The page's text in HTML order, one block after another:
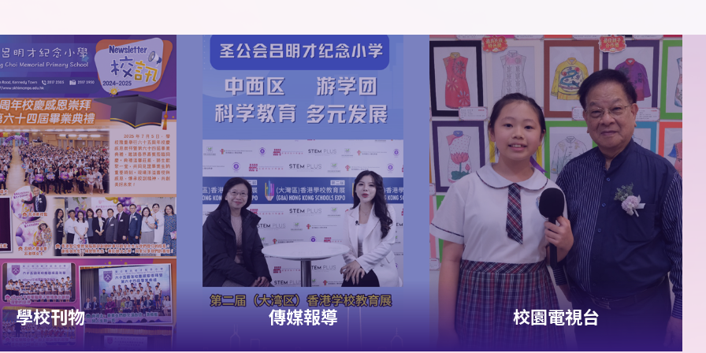
哲
季軍
1A董胤澤 2A 葉柏熙
2C張德山 2C 劉靖揚
男子 2018組4x100
米 殿軍
6A范安然 6A羅彤
欣6B 薛雅心6C羅曉
潼
女子2015組4x100
米 殿軍
學校刊物 傳媒報導 校園電視台